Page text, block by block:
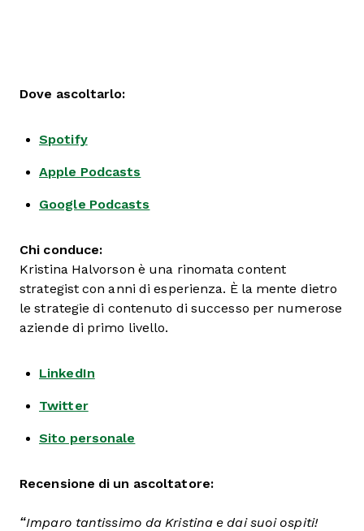
Dove ascoltarlo:
Spotify
Apple Podcasts
Google Podcasts
Chi conduce:
Kristina Halvorson è una rinomata content
strategist con anni di esperienza. È la mente dietro
le strategie di contenuto di successo per numerose
aziende di primo livello.
LinkedIn
Twitter
Sito personale
Recensione di un ascoltatore:
“Imparo tantissimo da Kristina e dai suoi ospiti!